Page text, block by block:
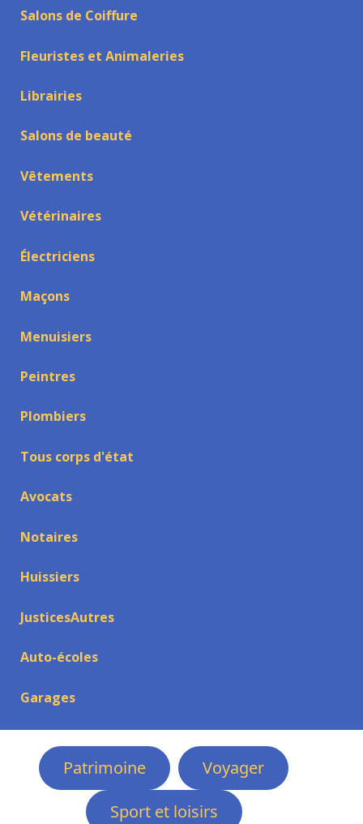
Salons de Coiffure
Fleuristes et Animaleries
Librairies
Salons de beauté
Vêtements
Vétérinaires
Électriciens
Maçons
Menuisiers
Peintres
Plombiers
Tous corps d'état
Avocats
Notaires
Huissiers
JusticesAutres
Auto-écoles
Garages
Patrimoine
Voyager
Sport et loisirs